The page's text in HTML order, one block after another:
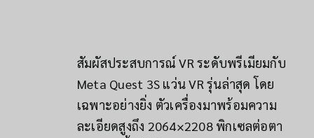
สัมผัสประสบการณ์ VR ระดับพรีเมียมกับ
Meta Quest 3S แว่น VR รุ่นล่าสุด โดย
เฉพาะอย่างยิ่ง ตัวเครื่องมาพร้อมความ
ละเอียดสูงถึง 2064×2208 พิกเซลต่อตา